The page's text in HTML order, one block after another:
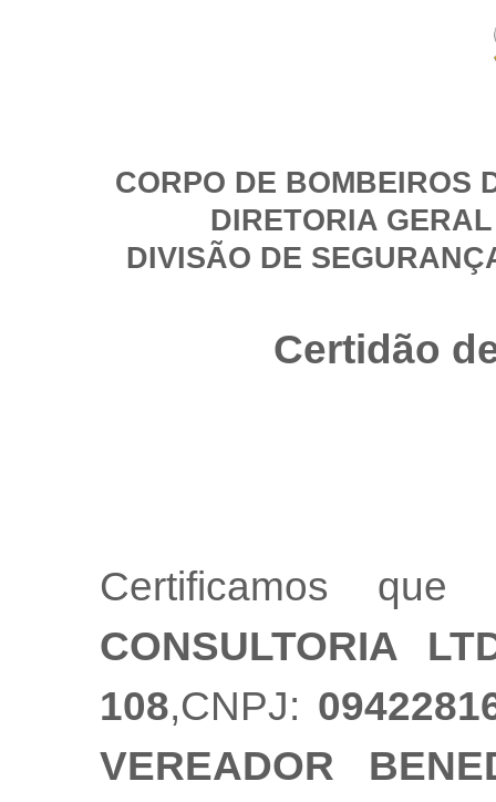
CORPO DE BOMBEIROS
DIRETORIA
DIVISÃO DE
Certidão
Certificamos
CONSULTORIA
108,CNPJ:
VEREADOR